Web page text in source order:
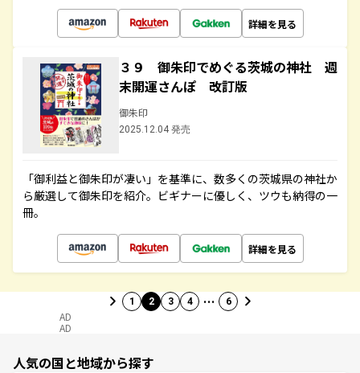
詳細を見る
３９ 御朱印でめぐる茨城の神社 週
末開運さんぽ 改訂版
御朱印
2025.12.04 発売
「御利益と御朱印が凄い」を基準に、数多くの茨城県の神社か
ら厳選して御朱印を紹介。ビギナーに優しく、ツウも納得の一
冊。
詳細を見る
1 2 3 4 … 6
AD
AD
人気の国と地域から探す